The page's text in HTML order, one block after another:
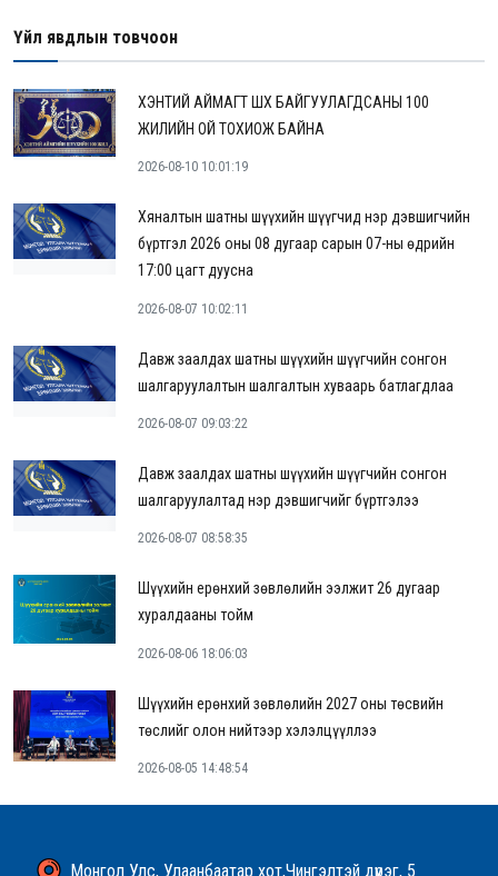
Үйл явдлын товчоон
ХЭНТИЙ АЙМАГТ ШҮҮХ БАЙГУУЛАГДСАНЫ 100
ЖИЛИЙН ОЙ ТОХИОЖ БАЙНА
2026-08-10 10:01:19
Хяналтын шатны шүүхийн шүүгчид нэр дэвшигчийн
бүртгэл 2026 оны 08 дугаар сарын 07-ны өдрийн
17:00 цагт дуусна
2026-08-07 10:02:11
Давж заалдах шатны шүүхийн шүүгчийн сонгон
шалгаруулалтын шалгалтын хуваарь батлагдлаа
2026-08-07 09:03:22
Давж заалдах шатны шүүхийн шүүгчийн сонгон
шалгаруулалтад нэр дэвшигчийг бүртгэлээ
2026-08-07 08:58:35
Шүүхийн ерөнхий зөвлөлийн ээлжит 26 дугаар
хуралдааны тойм
2026-08-06 18:06:03
Шүүхийн ерөнхий зөвлөлийн 2027 оны төсвийн
төслийг олон нийтээр хэлэлцүүллээ
2026-08-05 14:48:54
Монгол Улс, Улаанбаатар хот,Чингэлтэй дүүрэг, 5